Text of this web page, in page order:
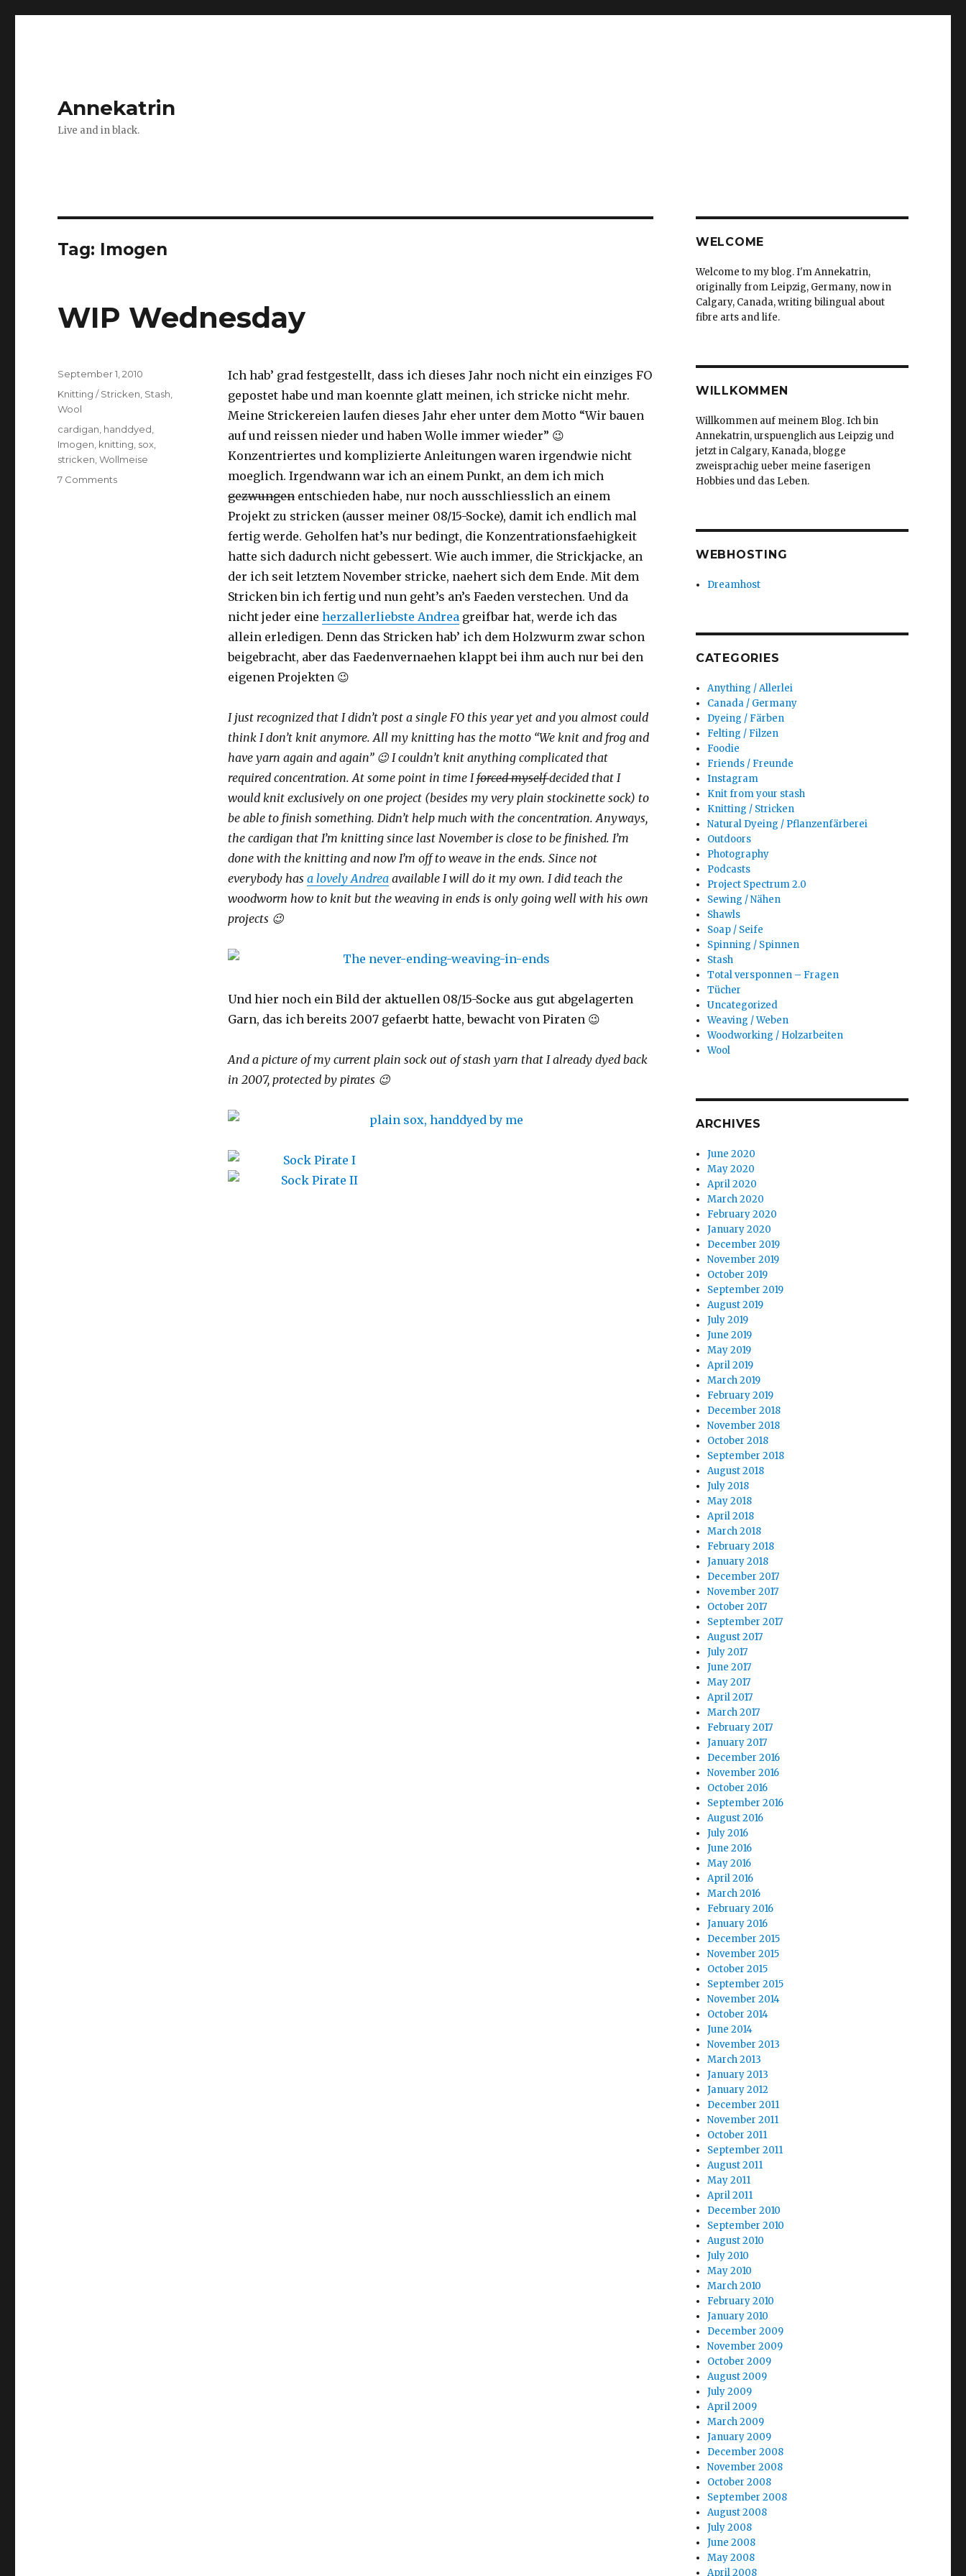
Annekatrin
Live and in black.
Tag: Imogen
WIP Wednesday
Ich hab’ grad festgestellt, dass ich dieses Jahr noch nicht ein einziges FO
gepostet habe und man koennte glatt meinen, ich stricke nicht mehr.
Meine Strickereien laufen dieses Jahr eher unter dem Motto “Wir bauen
auf und reissen nieder und haben Wolle immer wieder” 😉
Konzentriertes und komplizierte Anleitungen waren irgendwie nicht
moeglich. Irgendwann war ich an einem Punkt, an dem ich mich
gezwungenentschieden habe, nur noch ausschliesslich an einem
Projekt zu stricken (ausser meiner 08/15-Socke), damit ich endlich mal
fertig werde. Geholfen hat’s nur bedingt, die Konzentrationsfaehigkeit
hatte sich dadurch nicht gebessert. Wie auch immer, die Strickjacke, an
der ich seit letztem November stricke, naehert sich dem Ende. Mit dem
Stricken bin ich fertig und nun geht’s an’s Faeden verstechen. Und da
nicht jeder eine herzallerliebste Andreagreifbar hat, werde ich das
allein erledigen. Denn das Stricken hab’ ich dem Holzwurm zwar schon
beigebracht, aber das Faedenvernaehen klappt bei ihm auch nur bei den
eigenen Projekten 😉
I just recognized that I didn’t post a single FO this year yet and you almost could
think I don’t knit anymore. All my knitting has the motto “We knit and frog and
have yarn again and again” 😉 I couldn’t knit anything complicated that
required concentration. At some point in time Iforced myselfdecided that I
would knit exclusively on one project (besides my very plain stockinette sock) to
be able to finish something. Didn’t help much with the concentration. Anyways,
the cardigan that I’m knitting since last November is close to be finished. I’m
done with the knitting and now I’m off to weave in the ends. Since not
everybody has a lovely Andreaavailable I will do it my own. I did teach the
woodworm how to knit but the weaving in ends is only going well with his own
projects 😉
Und hier noch ein Bild der aktuellen 08/15-Socke aus gut abgelagerten
Garn, das ich bereits 2007 gefaerbt hatte, bewacht von Piraten 😉
And a picture of my current plain sock out of stash yarn that I already dyed back
in 2007, protected by pirates 😉
Posted
September 1, 2010
Categories
Knitting / Stricken Stash
Wool
Tags
cardigan handdyed
Imogen knitting sox
stricken ,Wollmeise
7 Commentson
WELCOME
Welcome to my blog. I'm Annekatrin,
originally from Leipzig, Germany, now in
Calgary, Canada, writing bilingual about
fibre arts and life.
WILLKOMMEN
Willkommen auf meinem Blog. Ich bin
Annekatrin, urspuenglich aus Leipzig und
jetzt in Calgary, Kanada, blogge
zweisprachig ueber meine faserigen
Hobbies und das Leben.
WEBHOSTING
Dreamhost
CATEGORIES
Anything / Allerlei
Canada / Germany
Dyeing / Färben
Felting / Filzen
Foodie
Friends / Freunde
Instagram
Knit from your stash
Knitting / Stricken
Natural Dyeing / Pflanzenfärberei
Outdoors
Photography
Podcasts
Project Spectrum 2.0
Sewing / Nähen
Shawls
Soap / Seife
Spinning / Spinnen
Stash
Total versponnen – Fragen
Tücher
Uncategorized
Weaving / Weben
Woodworking / Holzarbeiten
Wool
ARCHIVES
June 2020
May 2020
April 2020
March 2020
February 2020
January 2020
December 2019
November 2019
October 2019
September 2019
August 2019
July 2019
June 2019
May 2019
April 2019
March 2019
February 2019
December 2018
November 2018
October 2018
September 2018
August 2018
July 2018
May 2018
April 2018
March 2018
February 2018
January 2018
December 2017
November 2017
October 2017
September 2017
August 2017
July 2017
June 2017
May 2017
April 2017
March 2017
February 2017
January 2017
December 2016
November 2016
October 2016
September 2016
August 2016
July 2016
June 2016
May 2016
April 2016
March 2016
February 2016
January 2016
December 2015
November 2015
October 2015
September 2015
November 2014
October 2014
June 2014
November 2013
March 2013
January 2013
January 2012
December 2011
November 2011
October 2011
September 2011
August 2011
May 2011
April 2011
December 2010
September 2010
August 2010
July 2010
May 2010
March 2010
February 2010
January 2010
December 2009
November 2009
October 2009
August 2009
July 2009
April 2009
March 2009
January 2009
December 2008
November 2008
October 2008
September 2008
August 2008
July 2008
June 2008
May 2008
April 2008